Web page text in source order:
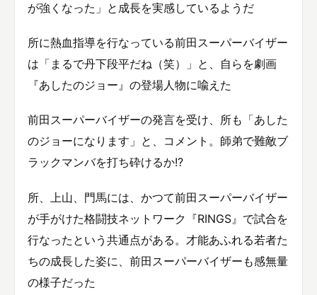
が強くなった」と成長を実感しているようだ
所に熱血指導を行なっている前田スーパーバイザー
は「まるで丹下段平だね（笑）」と、自らを劇画
『あしたのジョー』の登場人物に喩えた
前田スーパーバイザーの発言を受け、所も「あした
のジョーになります」と、コメント。師弟で難敵ブ
ラックマンバを打ち砕けるか!?
所、上山、門馬には、かつて前田スーパーバイザー
が手がけた格闘技ネットワーク『RINGS』で試合を
行なったという共通点がある。才能あふれる若者た
ちの成長した姿に、前田スーパーバイザーも感無量
の様子だった